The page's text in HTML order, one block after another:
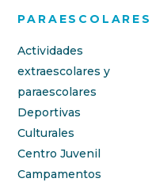
PARAESCOLARES
Actividades
extraescolares y
paraescolares
Deportivas
Culturales
Centro Juvenil
Campamentos